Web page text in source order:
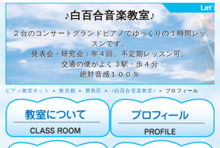
♪白百合音楽教室♪
２台のコンサートグランドピアノでゆっくりの１時間レッ
スンです。
発表会・研究会：年４回。不定期レッスン可。
交通の便がよく３駅・歩４分
絶対音感１００％
ピアノ教室ネット ＞東京都 ＞ 豊島区 ＞ ♪白百合音楽教室♪ ＞ プロフィール